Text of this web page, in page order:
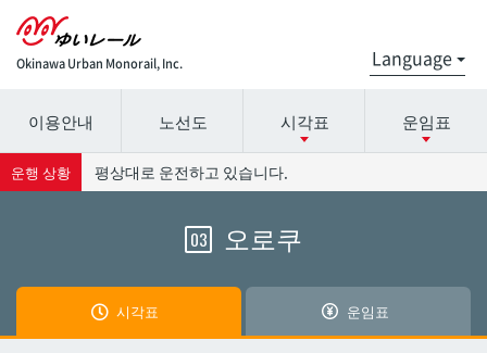
Okinawa Urban Monorail, Inc.
시간표 세부 정보의 방송국 이름을 선택하십시오.
나하공항
요금표에 대한 자세한 내용은 역 이름을 선택하십시오.
나하공항
이용안내 노선도 시각표 운임표
운행 상황 평상대로 운전하고 있습니다.
03 오로쿠
시각표 운임표